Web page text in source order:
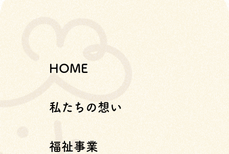
HOME
私たちの想い
福祉事業